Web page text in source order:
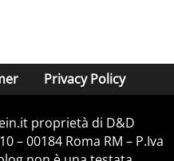
Privacy Policy
proprietà di D&D
– 00184 Roma RM – P.Iva